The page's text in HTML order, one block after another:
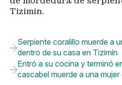
Tizimín.
Serpiente coralillo muerde a
dentro de su casa en Tizimín
Entró a su cocina y terminó
cascabel muerde a una mujer